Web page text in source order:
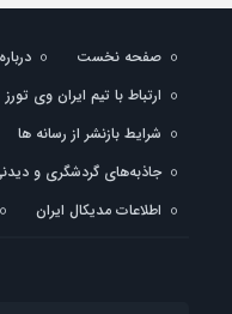
صفحه نخست
ارتباط با تیم ایران وی تورز
شرایط بازنشر از رسانه ها
جاذبه‌های گردشگری و
اطلاعات مدیکال ایران